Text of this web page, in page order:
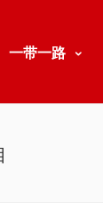
一带一路